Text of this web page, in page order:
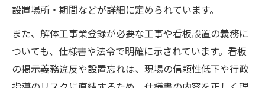
設置場所・期間などが詳細に定められています。
また、解体工事業登録が必要な工事や看板設置の義務に
ついても、仕様書や法令で明確に示されています。看板
の掲示義務違反や設置忘れは、現場の信頼性低下や行政